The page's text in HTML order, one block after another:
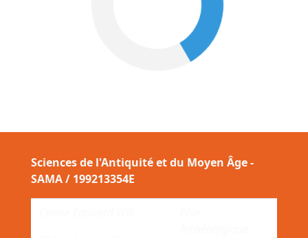
Sciences de l'Antiquité et du Moyen Âge -
SAMA / 199213354E